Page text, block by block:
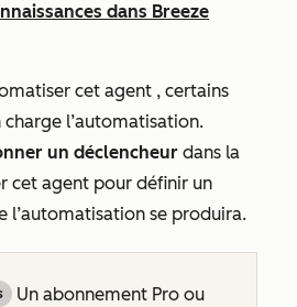
dans Breeze
cet agent , certains
l’automatisation.
un déclencheur dans la
cet agent pour définir un
l’automatisation se produira.
Un abonnement Pro ou